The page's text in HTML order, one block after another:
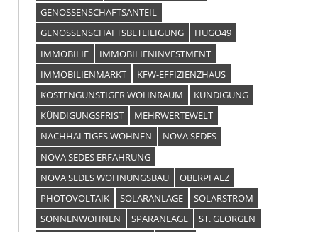
GENOSSENSCHAFTSANTEIL
GENOSSENSCHAFTSBETEILIGUNG
HUGO49
IMMOBILIE
IMMOBILIENINVESTMENT
IMMOBILIENMARKT
KFW-EFFIZIENZHAUS
KOSTENGÜNSTIGER WOHNRAUM
KÜNDIGUNG
KÜNDIGUNGSFRIST
MEHRWERTEWELT
NACHHALTIGES WOHNEN
NOVA SEDES
NOVA SEDES ERFAHRUNG
NOVA SEDES WOHNUNGSBAU
OBERPFALZ
PHOTOVOLTAIK
SOLARANLAGE
SOLARSTROM
SONNENWOHNEN
SPARANLAGE
ST. GEORGEN